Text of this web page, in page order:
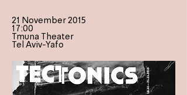
21 November 2015
17:00
Tmuna Theater
Tel Aviv-Yafo